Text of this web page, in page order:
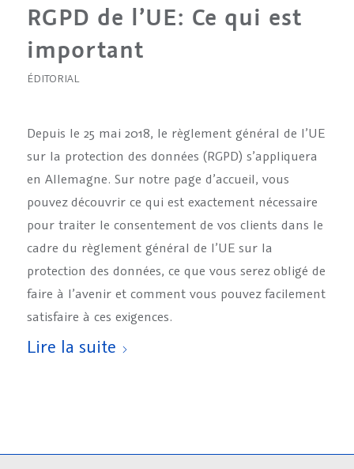
RGPD de l’UE: Ce qui est
important
ÉDITORIAL
Depuis le 25 mai 2018, le règlement général de l’UE
sur la protection des données (RGPD) s’appliquera
en Allemagne. Sur notre page d’accueil, vous
pouvez découvrir ce qui est exactement nécessaire
pour traiter le consentement de vos clients dans le
cadre du règlement général de l’UE sur la
protection des données, ce que vous serez obligé de
faire à l’avenir et comment vous pouvez facilement
satisfaire à ces exigences.
Lire la suite